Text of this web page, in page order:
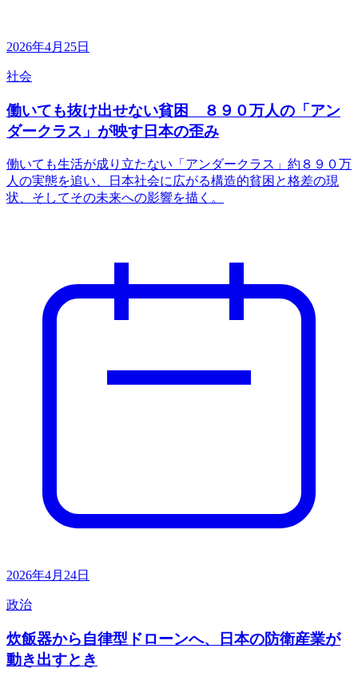
2026年4月25日
社会
働いても抜け出せない貧困 ８９０万人の「アン
ダークラス」が映す日本の歪み
働いても生活が成り立たない「アンダークラス」約８９０万
人の実態を追い、日本社会に広がる構造的貧困と格差の現
状、そしてその未来への影響を描く。
2026年4月24日
政治
炊飯器から自律型ドローンへ、日本の防衛産業が
動き出すとき